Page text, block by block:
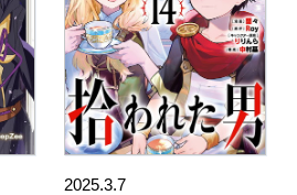
2025.3.7